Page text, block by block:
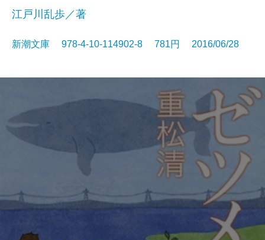
江戸川乱歩／著
新潮文庫 978-4-10-114902-8 781円 2016/06/28